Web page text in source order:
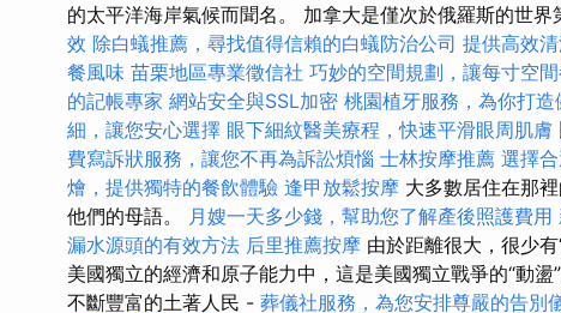
的太平洋海岸氣候而聞名。 加拿大是僅次於俄羅斯的世界
效 除白蟻推薦，尋找值得信賴的白蟻防治公司 提供高效
餐風味 苗栗地區專業徵信社 巧妙的空間規劃，讓每寸空
的記帳專家 網站安全與SSL加密 桃園植牙服務，為你打
細，讓您安心選擇 眼下細紋醫美療程，快速平滑眼周肌膚
費寫訴狀服務，讓您不再為訴訟煩惱 士林按摩推薦 選擇
燴，提供獨特的餐飲體驗 逢甲放鬆按摩 大多數居住在那
他們的母語。
月嫂一天多少錢，幫助您了解產後照護費用
漏水源頭的有效方法 后里推薦按摩 由於距離很大，很少
美國獨立的經濟和原子能力中，這是美國獨立戰爭的“動
不斷豐富的土著人民 - 葬儀社服務，為您安排尊嚴的告別